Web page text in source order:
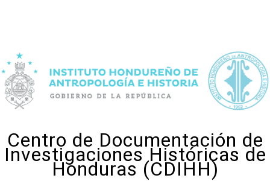
Centro de Documentación de
Investigaciones Históricas de
Honduras (CDIHH)